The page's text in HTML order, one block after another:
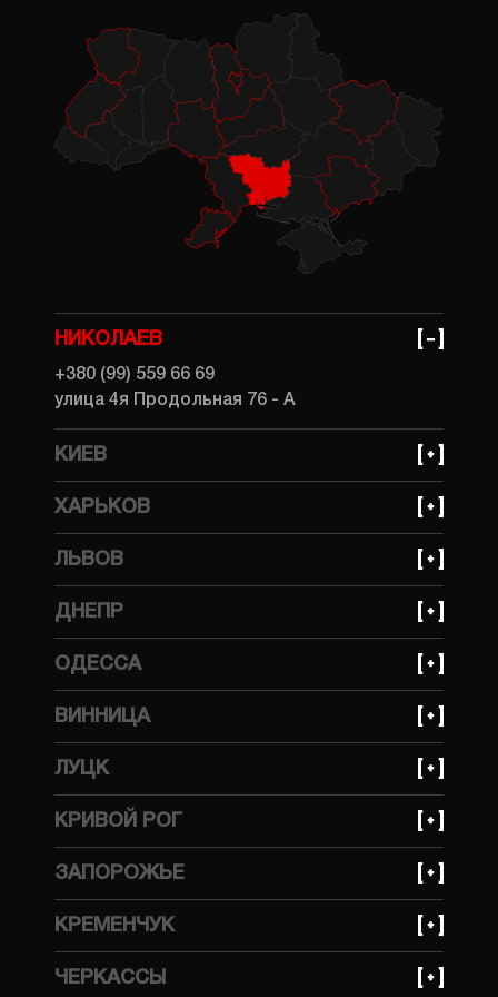
НИКОЛАЕВ
+380 (99) 559 66 69
улица 4я Продольная 76 - А
КИЕВ
улица Ивана Федорова, 31
ХАРЬКОВ
улица Динамовская, 10
ЛЬВОВ
улица Стрыйская, 45ж
ДНЕПР
просп. Богдана Хмельницкого, 148А
ОДЕССА
улица Тракторная, 1А
ВИННИЦА
улица Бучмы, 233
ЛУЦК
КРИВОЙ РОГ
улица Волгоградская, 2Д
ЗАПОРОЖЬЕ
улица Украинская, 143
КРЕМЕНЧУК
улица Ярмарочная, 7В
ЧЕРКАССЫ